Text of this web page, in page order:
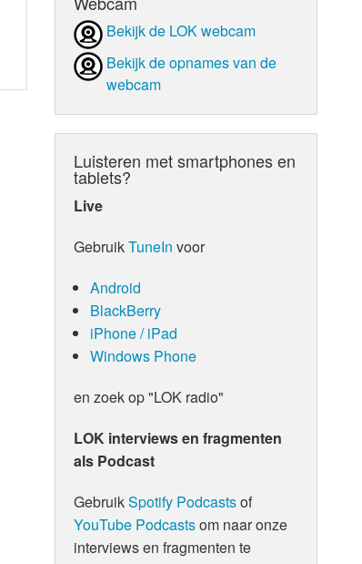
Bekijk de LOK webcam
Bekijk de opnames van de
webcam
Luisteren met smartphones en
tablets?
Live
GebruikTuneIn voor
Android
BlackBerry
iPhone / iPad
Windows Phone
en zoek op "LOK radio"
LOK interviews en fragmenten
als Podcast
GebruikSpotify Podcastsof
YouTube Podcastsom naar onze
interviews en fragmenten te